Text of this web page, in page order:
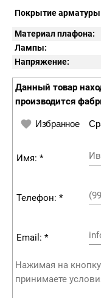
Покрытие
Материал плафона:
Лампы:
Напряжение:
Данный товар
производится
Избранное
Имя: *
Телефон: *
Email: *
Нажимая на
принимаете